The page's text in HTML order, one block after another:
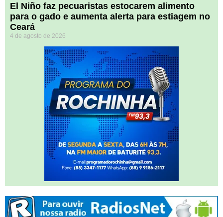
El Niño faz pecuaristas estocarem alimento
para o gado e aumenta alerta para estiagem no
Ceará
4 de agosto de 2026